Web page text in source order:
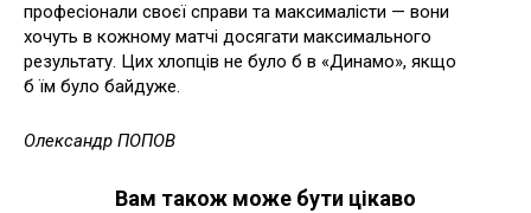
професіонали своєї справи та максималісти — вони
хочуть в кожному матчі досягати максимального
результату. Цих хлопців не було б в «Динамо», якщо
б їм було байдуже.
Олександр ПОПОВ
Вам також може бути цікаво